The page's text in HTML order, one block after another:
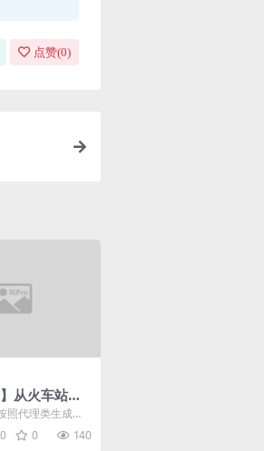
点赞(0)
从火车站卖
的实际应用
照代理类生成时
态代理和动态代
编译...
0 0 140